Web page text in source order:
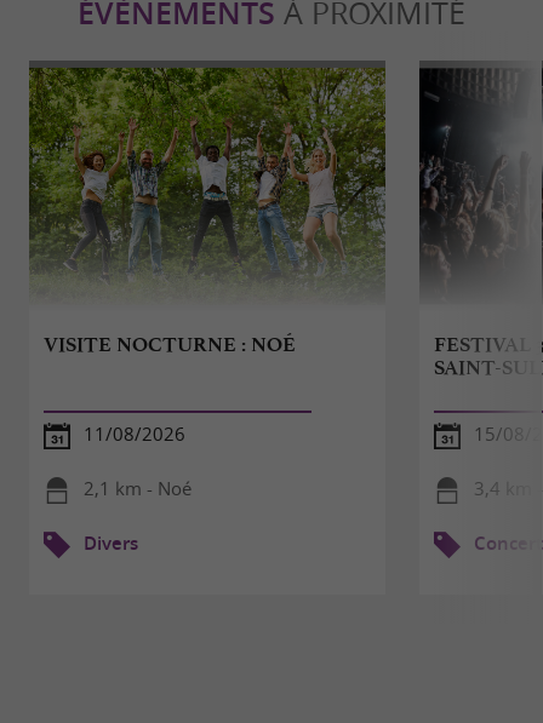
ÉVÈNEMENTS À PROXIMITÉ
VISITE NOCTURNE : NOÉ
11/08/2026
2,1 km - Noé
Divers
FESTIVAL
SAINT-
15/08/
3,4 km